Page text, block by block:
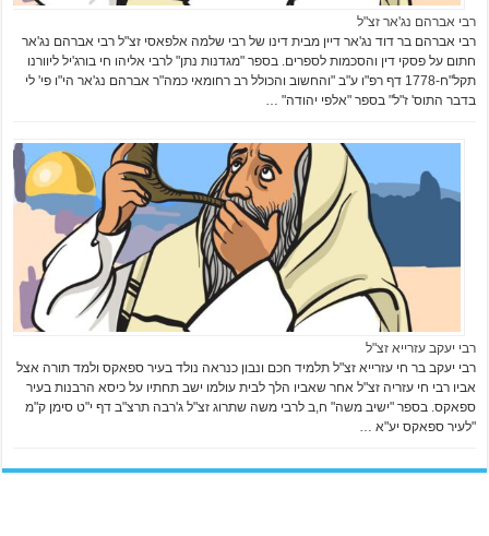
רבי אברהם נג'אר זצ"ל
רבי אברהם בר דוד נג'אר דיין מבית דינו של רבי שלמה אלפאסי זצ"ל רבי אברהם נג'אר
חתום על פסקי דין והסכמות לספרים. בספר "מגדנות נתן" לרבי אליהו חי בורג'יל ליוורנו
תקל"ח-1778 דף רפ"ו ע"ב "והחשוב והכולל רב רחומאי כמה"ר אברהם נג'אר הי"ו פי' לי
בדבר התוס' ז"ל" בספר "אלפי יהודה" …
רבי יעקב עזרייא זצ"ל
רבי יעקב בר חי עזרייא זצ"ל תלמיד חכם ונבון כנראה נולד בעיר ספאקס ולמד תורה אצל
אביו רבי חי עזריה זצ"ל אחר שאביו הלך לבית עולמו ישב תחתיו על כיסא הרבנות בעיר
ספאקס. בספר "ישיב משה" ח,ב לרבי משה שתרוג זצ"ל ג'רבה תרצ"ב דף י"ט סימן ק"מ
"לעיר ספאקס יע"א …